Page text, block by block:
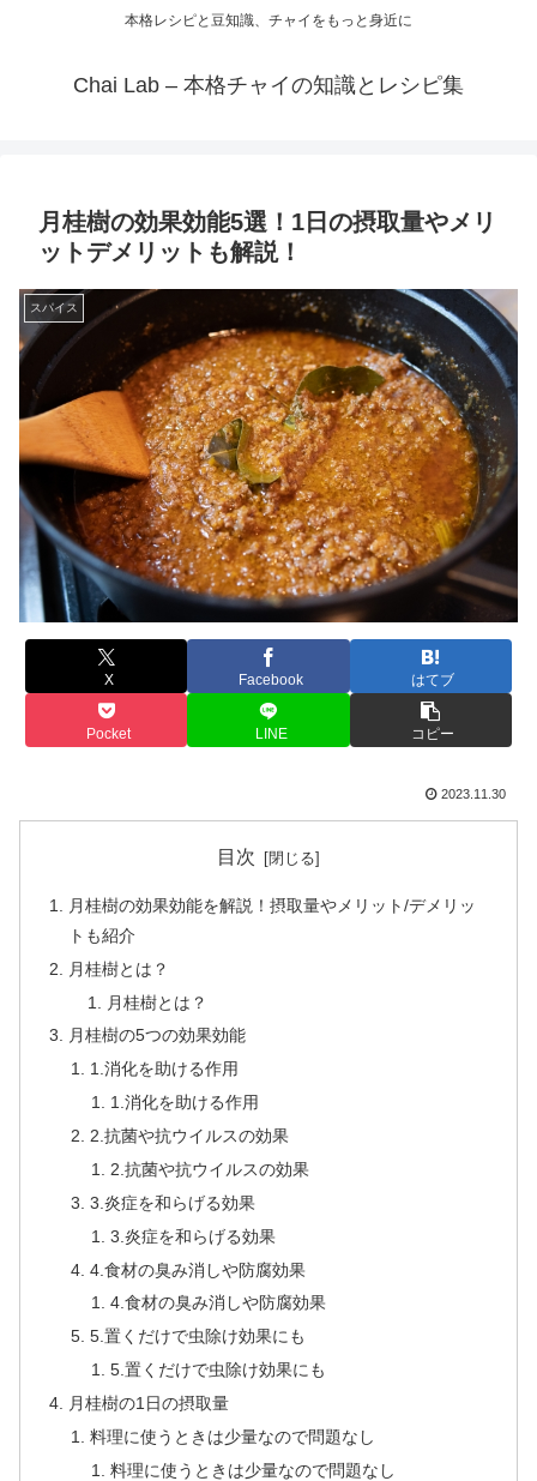
本格レシピと豆知識、チャイをもっと身近に
Chai Lab – 本格チャイの知識とレシピ集
月桂樹の効果効能5選！1日の摂取量やメリ
ットデメリットも解説！
スパイス
X Facebook はてブ
Pocket LINE コピー
2023.11.30
目次
月桂樹の効果効能を解説！摂取量やメリット/デメリッ
トも紹介
月桂樹とは？
月桂樹とは？
月桂樹の5つの効果効能
1.消化を助ける作用
1.消化を助ける作用
2.抗菌や抗ウイルスの効果
2.抗菌や抗ウイルスの効果
3.炎症を和らげる効果
3.炎症を和らげる効果
4.食材の臭み消しや防腐効果
4.食材の臭み消しや防腐効果
5.置くだけで虫除け効果にも
5.置くだけで虫除け効果にも
月桂樹の1日の摂取量
料理に使うときは少量なので問題なし
料理に使うときは少量なので問題なし